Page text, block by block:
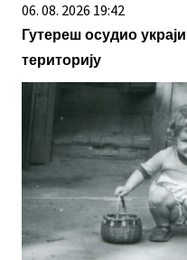
06. 08. 2026 19:42
Гутереш осудио
територију